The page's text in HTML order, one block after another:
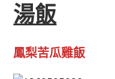
湯飯
鳳梨苦瓜雞飯